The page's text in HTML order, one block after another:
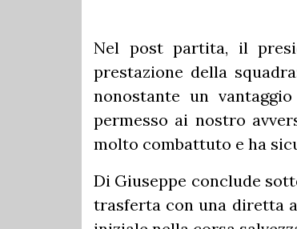
Nel post partita, il
prestazione della
nonostante un
permesso ai nostro
molto combattuto e ha
Di Giuseppe conclude
trasferta con una diretta